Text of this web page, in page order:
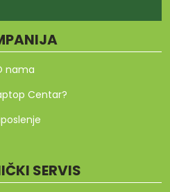
nama
Centar?
SERVIS